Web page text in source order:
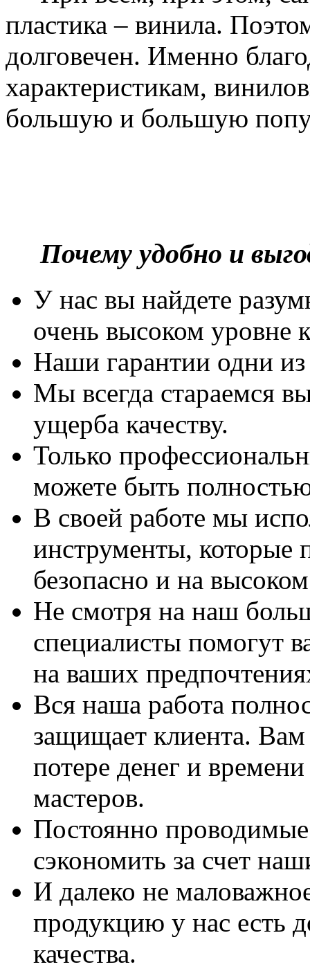
пластика – винила.
долговечен. Именно
характеристикам,
большую и большую
Почему удобно и
У нас вы найдете
очень высоком уровне
Наши гарантии одни
Мы всегда стараемся
ущерба качеству.
Только
можете быть
В своей работе мы
инструменты, которые
безопасно и на
Не смотря на наш
специалисты помогут
на ваших
Вся наша работа
защищает клиента. Вам
потере денег и
мастеров.
Постоянно
сэкономить за счет
И далеко не
продукцию у нас есть
качества.